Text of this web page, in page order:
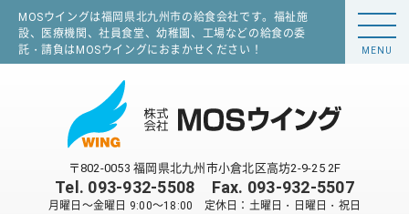
MOSウイングは福岡県北九州市の給食会社です。福祉施
設、医療機関、社員食堂、幼稚園、工場などの給食の委
託・請負はMOSウイングにおまかせください！
〒802-0053 福岡県北九州市小倉北区高坊2-9-25 2F
Tel. 093-932-5508 Fax. 093-932-5507
月曜日～金曜日 9:00～18:00 定休日：土曜日・日曜日・祝日
MENU